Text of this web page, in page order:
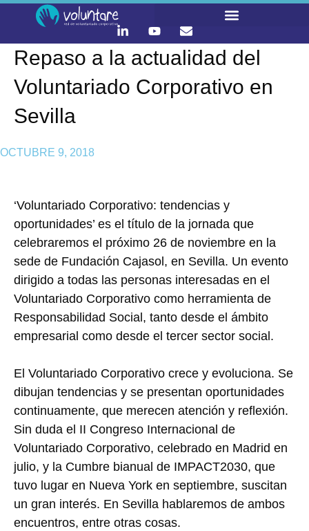
Repaso a la actualidad del
Voluntariado Corporativo en
Sevilla
OCTUBRE 9, 2018
‘Voluntariado Corporativo: tendencias y
oportunidades’ es el título de la jornada que
celebraremos el próximo 26 de noviembre en la
sede de Fundación Cajasol, en Sevilla. Un evento
dirigido a todas las personas interesadas en el
Voluntariado Corporativo como herramienta de
Responsabilidad Social, tanto desde el ámbito
empresarial como desde el tercer sector social.
El Voluntariado Corporativo crece y evoluciona. Se
dibujan tendencias y se presentan oportunidades
continuamente, que merecen atención y reflexión.
Sin duda el II Congreso Internacional de
Voluntariado Corporativo, celebrado en Madrid en
julio, y la Cumbre bianual de IMPACT2030, que
tuvo lugar en Nueva York en septiembre, suscitan
un gran interés. En Sevilla hablaremos de ambos
encuentros, entre otras cosas.